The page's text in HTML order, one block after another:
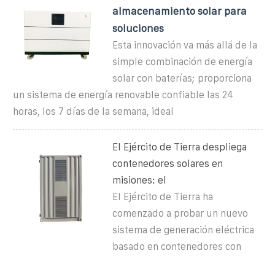
almacenamiento solar para
soluciones
Esta innovación va más allá de la
simple combinación de energía
solar con baterías; proporciona
un sistema de energía renovable confiable las 24
horas, los 7 días de la semana, ideal
El Ejército de Tierra despliega
contenedores solares en
misiones: el
El Ejército de Tierra ha
comenzado a probar un nuevo
sistema de generación eléctrica
basado en contenedores con